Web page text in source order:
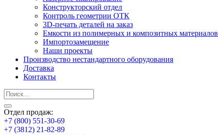
Конструкторский отдел
Контроль геометрии ОТК
3D-печать деталей на заказ
Емкости из полимерных и композитных материалов
Импортозамещение
Наши проекты
Производство нестандартного оборудования
Доставка
Контакты
Отдел продаж:
+7 (800) 551-30-69
+7 (3812) 21-82-89